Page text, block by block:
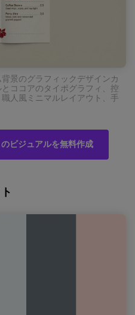
景のグラフィックデザインカ
ココアのタイポグラフィ、控
人風ミニマルレイアウト、手
ビジュアルを無料作成